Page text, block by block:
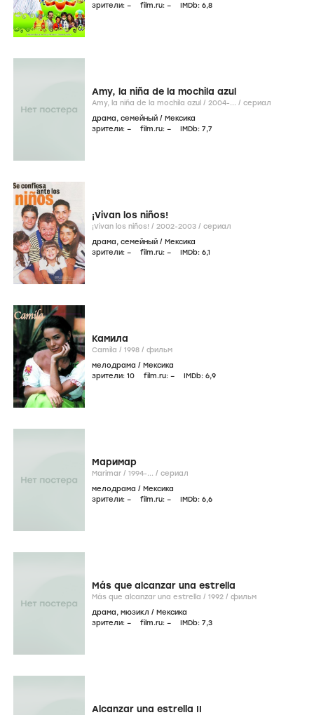
зрители: – film.ru: – IMDb: 6,8
Amy, la niña de la mochila azul
Amy, la niña de la mochila azul / 2004-... / сериал
драма, семейный / Мексика
зрители: – film.ru: – IMDb: 7,7
¡Vivan los niños!
¡Vivan los niños! / 2002-2003 / сериал
драма, семейный / Мексика
зрители: – film.ru: – IMDb: 6,1
Камила
Camila / 1998 / фильм
мелодрама / Мексика
зрители: 10 film.ru: – IMDb: 6,9
Маримар
Marimar / 1994-... / сериал
мелодрама / Мексика
зрители: – film.ru: – IMDb: 6,6
Más que alcanzar una estrella
Más que alcanzar una estrella / 1992 / фильм
драма, мюзикл / Мексика
зрители: – film.ru: – IMDb: 7,3
Alcanzar una estrella II